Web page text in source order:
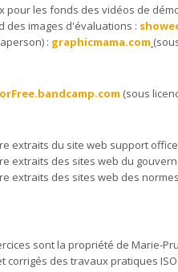
pour les fonds des vidéos de
des images d'évaluations :
: graphicmama.com
(sous
extraits du site web support
extraits des sites web du
extraits des sites web des normes
sont la propriété de Marie-
corrigés des travaux pratiques